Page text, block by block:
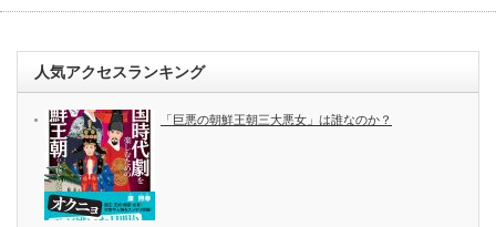
人気アクセスランキング
「巨悪の朝鮮王朝三大悪女」は誰なのか？